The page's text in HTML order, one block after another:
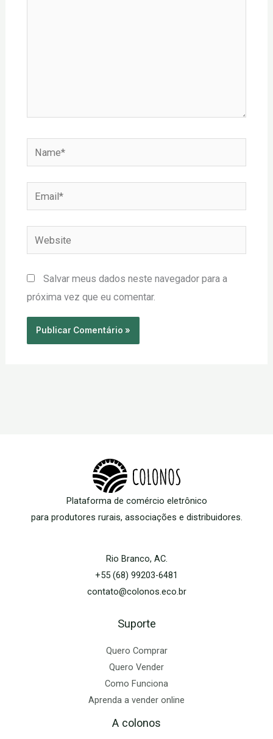
Name*
Email*
Website
Salvar meus dados neste navegador para a
próxima vez que eu comentar.
Plataforma de comércio eletrônico
para produtores rurais, associações e distribuidores.
Rio Branco, AC.
+55 (68) 99203-6481
contato@colonos.eco.br
Suporte
Quero Comprar
Quero Vender
Como Funciona
Aprenda a vender online
A colonos